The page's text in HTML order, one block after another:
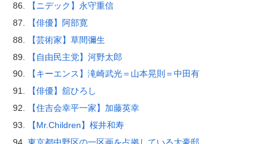
【ニデック】永守重信
【俳優】阿部寛
【芸術家】草間彌生
【自由民主党】河野太郎
【キーエンス】滝崎武光＝山本晃則＝中田有
【俳優】舘ひろし
【住吉会幸平一家】加藤英幸
【Mr.Children】桜井和寿
東京都中野区の一区画を占拠している大豪邸